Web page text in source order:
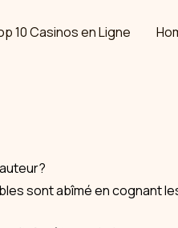
10 Casinos en Ligne
sont abîmé en cognant